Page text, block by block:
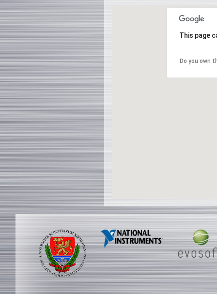
This page
Do you own